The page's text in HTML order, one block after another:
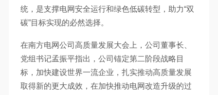
统，是支撑电网安全运行和绿色低碳转型，助力“双
碳”目标实现的必然选择。
在南方电网公司高质量发展大会上，公司董事长、
党组书记孟振平指出，公司锚定第二阶段战略目
标，加快建设世界一流企业，扎实推动高质量发展
取得新的更大成效，在加快推动电网改造升级的过